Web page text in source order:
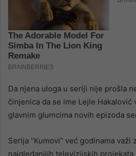
Da njena uloga u seriji nije prošla
činjenica da se ime Lejle Hakalović
glavnim glumcima novih epizoda
Serija “Kumovi” već godinama važi
najgledanijih televizijskih